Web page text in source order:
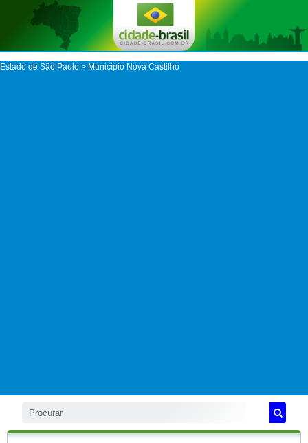
Estado de São Paulo > Município Nova Castilho